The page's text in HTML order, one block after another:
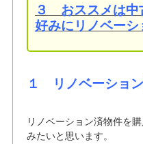
３ おススメは中
好みにリノベー
１ リノベーショ
リノベーション済物件を
みたいと思います。